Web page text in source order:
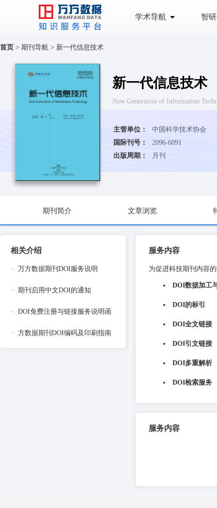
学术导航 智
首页 > 期刊导航 > 新一代信息技术
新一代信息技术
New Generation of Information
主管单位：
中国科学技术协会
国际刊号：
2096-6091
出版周期：
月刊
期刊简介 文章浏览
相关介绍
· 万方数据期刊DOI服务说明
· 期刊启用中文DOI的通知
· DOI免费注册与链接服务说明函
· 方数据期刊DOI编码及印刷指南
服务内容
为促进科技期刊内容
DOI数据加工
DOI的标引
DOI全文链接
DOI引文链接
DOI多重解析
DOI检索服务
服务内容